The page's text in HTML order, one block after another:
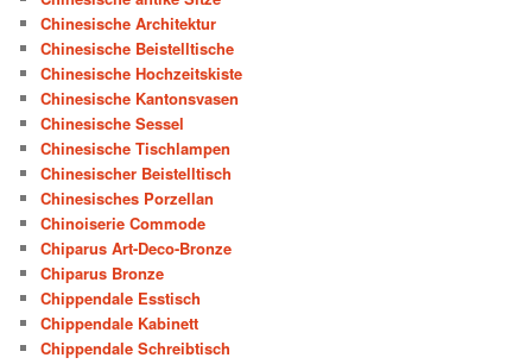
Chinesische Architektur
Chinesische Beistelltische
Chinesische Hochzeitskiste
Chinesische Kantonsvasen
Chinesische Sessel
Chinesische Tischlampen
Chinesischer Beistelltisch
Chinesisches Porzellan
Chinoiserie Commode
Chiparus Art-Deco-Bronze
Chiparus Bronze
Chippendale Esstisch
Chippendale Kabinett
Chippendale Schreibtisch